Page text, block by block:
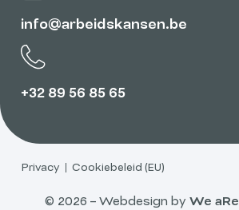
info@arbeidskansen.be
+32 89 56 85 65
Privacy Cookiebeleid (EU)
© 2026 – Webdesign by We